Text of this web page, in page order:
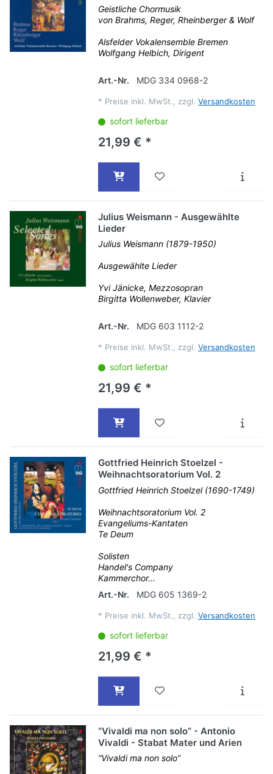
Geistliche Chormusik
von Brahms, Reger, Rheinberger & Wolf
Alsfelder Vokalensemble Bremen
Wolfgang Helbich, Dirigent
Art.-Nr. MDG 334 0968-2
* Preise inkl. MwSt., zzgl. Versandkosten
sofort lieferbar
21,99 € *
Julius Weismann - Ausgewählte
Lieder
Julius Weismann (1879-1950)
Ausgewählte Lieder
Yvi Jänicke, Mezzosopran
Birgitta Wollenweber, Klavier
Art.-Nr. MDG 603 1112-2
* Preise inkl. MwSt., zzgl. Versandkosten
sofort lieferbar
21,99 € *
Gottfried Heinrich Stoelzel -
Weihnachtsoratorium Vol. 2
Gottfried Heinrich Stoelzel (1690-1749)
Weihnachtsoratorium Vol. 2
Evangeliums-Kantaten
Te Deum
Solisten
Handel's Company
Kammerchor...
Art.-Nr.
MDG 605 1369-2
* Preise inkl. MwSt., zzgl. Versandkosten
sofort lieferbar
21,99 € *
“Vivaldi ma non solo” - Antonio
Vivaldi - Stabat Mater und Arien
“Vivaldi ma non solo”